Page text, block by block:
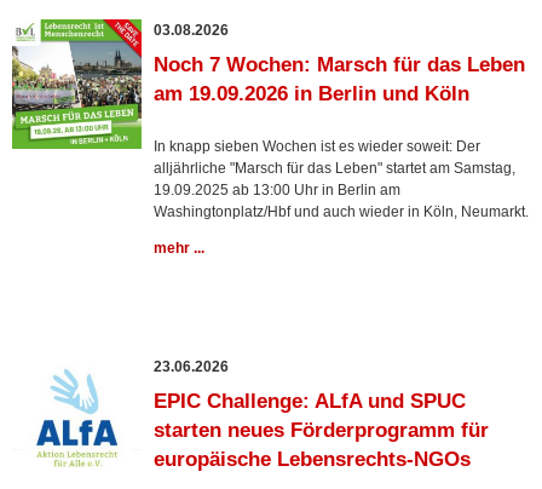
03.08.2026
Noch 7 Wochen: Marsch für das Leben
am 19.09.2026 in Berlin und Köln
In knapp sieben Wochen ist es wieder soweit: Der
alljährliche "Marsch für das Leben" startet am Samstag,
19.09.2025 ab 13:00 Uhr in Berlin am
Washingtonplatz/Hbf und auch wieder in Köln, Neumarkt.
mehr ...
23.06.2026
EPIC Challenge: ALfA und SPUC
starten neues Förderprogramm für
europäische Lebensrechts-NGOs